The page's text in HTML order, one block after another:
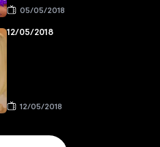
05/05/2018
12/05/2018
12/05/2018